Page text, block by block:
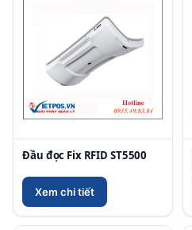
Đầu đọc Fix RFID ST5500
Xem chi tiết